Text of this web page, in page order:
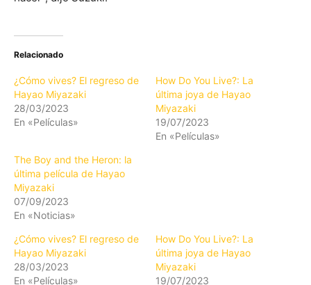
Relacionado
¿Cómo vives? El regreso de
Hayao Miyazaki
28/03/2023
En «Películas»
How Do You Live?: La
última joya de Hayao
Miyazaki
19/07/2023
En «Películas»
The Boy and the Heron: la
última película de Hayao
Miyazaki
07/09/2023
En «Noticias»
¿Cómo vives? El regreso de
Hayao Miyazaki
28/03/2023
En «Películas»
How Do You Live?: La
última joya de Hayao
Miyazaki
19/07/2023